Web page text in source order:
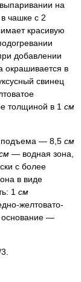
на
чашке с 2
красивую
добавлении
окрашивается в
свинец
толщиной в 1 см
подъема — 8,5 см
— водная зона,
с более
в виде
1 см
желтовато-
основание —